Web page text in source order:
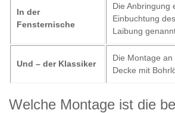
In der
Fensternische
Die Anbringung
Einbuchtung
Laibung
Und – der Klassiker
Die Montage
Decke mit
Welche Montage ist die